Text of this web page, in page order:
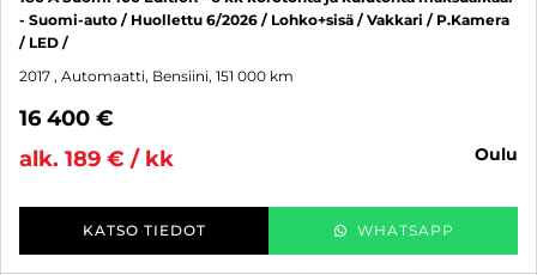
- Suomi-auto / Huollettu 6/2026 / Lohko+sisä / Vakkari / P.Kamera
/ LED /
2017 , Automaatti, Bensiini, 151 000 km
16 400 €
alk. 189 € / kk
oulu
KATSO TIEDOT WHATSAPP